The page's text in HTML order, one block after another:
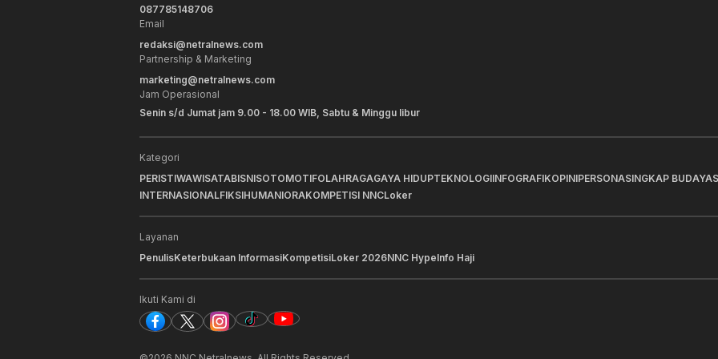
087785148706
Email
redaksi@netralnews.com
Partnership & Marketing
marketing@netralnews.com
Jam Operasional
Senin s/d Jumat jam 9.00 - 18.00 WIB, Sabtu & Minggu libur
Kategori
PERISTIWAWISATABISNISOTOMOTIFOLAHRAGAGAYA HIDUPTEKNOLOGIINFOGRAFIKOPINIPERSONASINGKAP BUDAYA
INTERNASIONALFIKSIHUMANIORAKOMPETISI NNCLoker
Layanan
PenulisKeterbukaan InformasiKompetisiLoker 2026NNC HypeInfo Haji
Ikuti Kami di